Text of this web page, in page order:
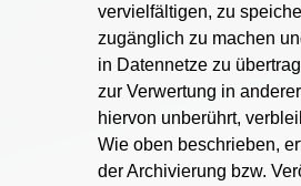
vervielfältigen, zu
zugänglich zu machen
in Datennetze zu
zur Verwertung in
hiervon unberührt,
Wie oben beschrieben,
der Archivierung bzw.